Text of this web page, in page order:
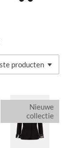
Nieuwe
collectie